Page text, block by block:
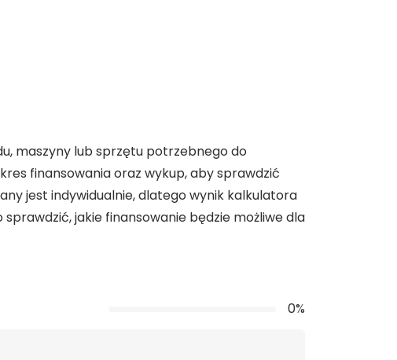
maszyny lub sprzętu potrzebnego do
finansowania oraz wykup, aby sprawdzić
jest indywidualnie, dlatego wynik kalkulatora
jakie finansowanie będzie możliwe dla
0%